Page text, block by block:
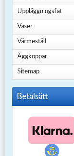
Uppläggningsfat
Vaser
Värmeställ
Äggkoppar
Sitemap
Betalsätt